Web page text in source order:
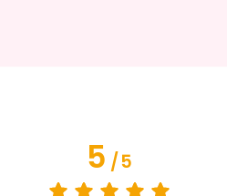
5/5